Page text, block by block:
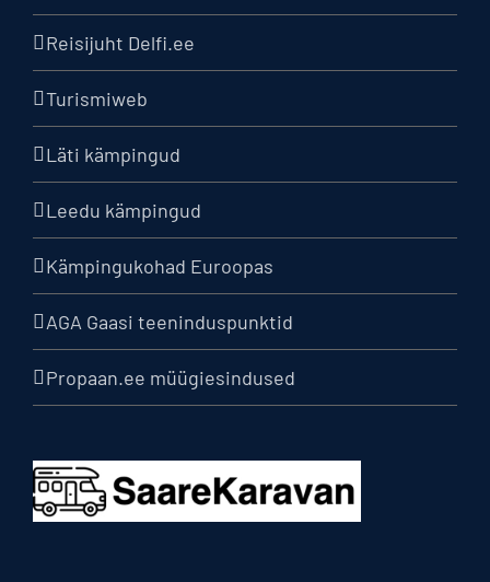
Reisijuht Delfi.ee
Turismiweb
Läti kämpingud
Leedu kämpingud
Kämpingukohad Euroopas
AGA Gaasi teeninduspunktid
Propaan.ee müügiesindused